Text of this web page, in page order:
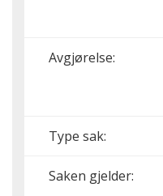
Avgjørelse:
Type sak:
Saken gjelder: